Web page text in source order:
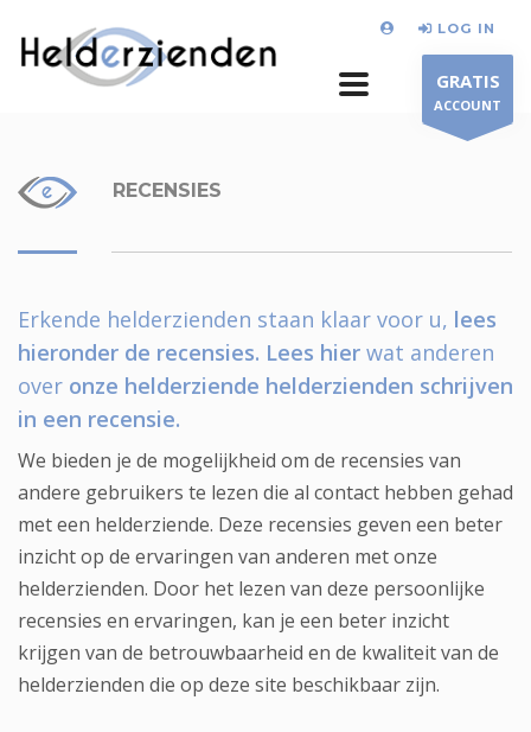
LOG IN
GRATIS
ACCOUNT
RECENSIES
Erkende helderzienden staan klaar voor u, lees
hieronder de recensies. Lees hier wat anderen
over onze helderziende helderzienden schrijven
in een recensie.
We bieden je de mogelijkheid om de recensies van
andere gebruikers te lezen die al contact hebben gehad
met een helderziende. Deze recensies geven een beter
inzicht op de ervaringen van anderen met onze
helderzienden. Door het lezen van deze persoonlijke
recensies en ervaringen, kan je een beter inzicht
krijgen van de betrouwbaarheid en de kwaliteit van de
helderzienden die op deze site beschikbaar zijn.